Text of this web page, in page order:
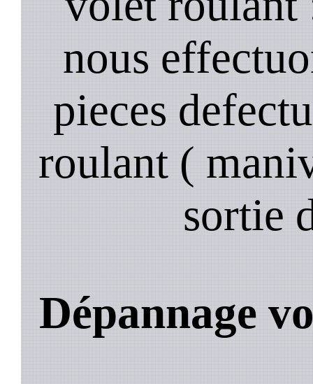
nous
pieces
roulant (
sortie
Dépannage